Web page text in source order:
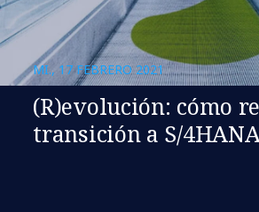
MI., 17 FEBRERO 2021
(R)evolución: cómo
transición a S/